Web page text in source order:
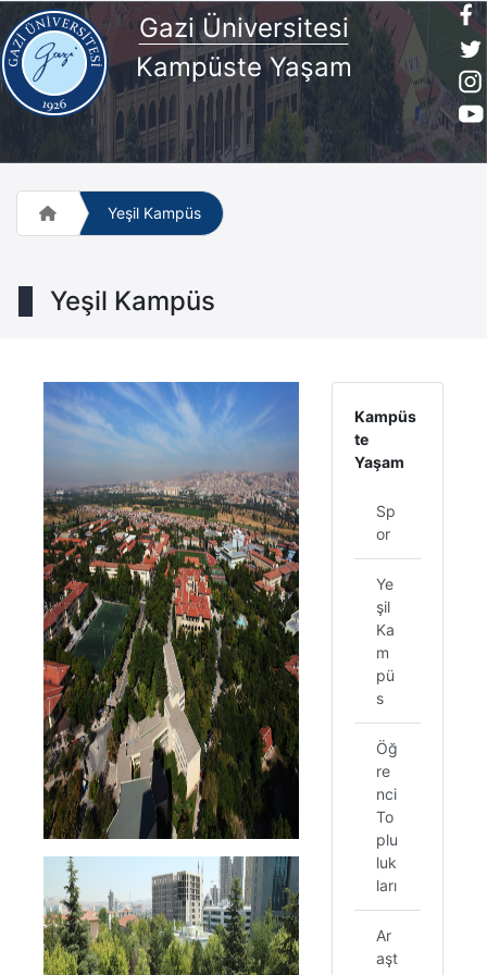
Gazi Üniversitesi
Kampüste Yaşam
Yeşil Kampüs
Yeşil Kampüs
Kampüs
te
Yaşam
Sp
or
Ye
şil
Ka
m
pü
s
Öğ
re
nci
To
plu
luk
ları
Ar
aşt